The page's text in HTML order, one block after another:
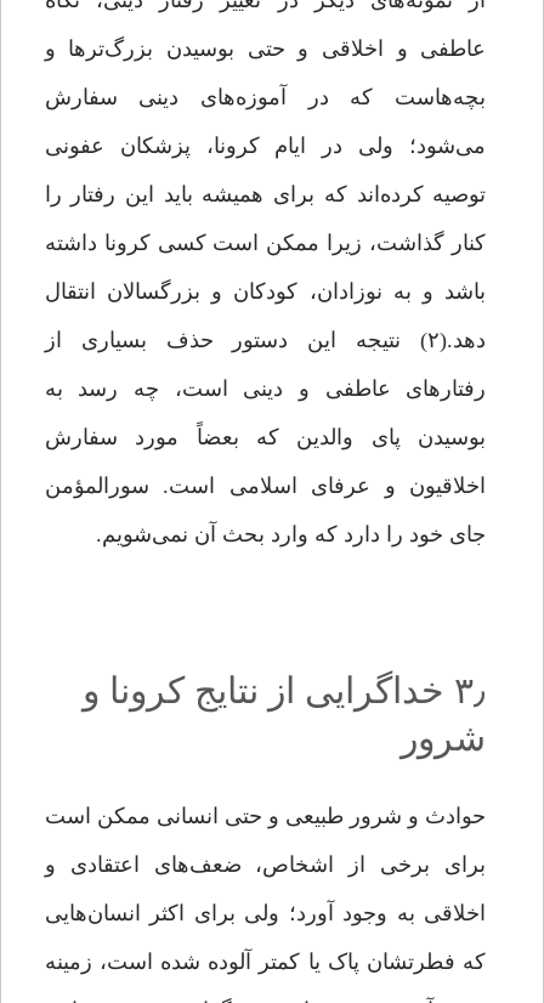
عاطفی و اخلاقی و حتی بوسیدن بزرگ‌ترها و
بچه‌هاست که در آموزه‌های دینی سفارش
می‌شود؛ ولی در ایام کرونا، پزشکان عفونی
توصیه کرده‌اند که برای همیشه باید این رفتار را
کنار گذاشت، زیرا ممکن است کسی کرونا داشته
باشد و به نوزادان، کودکان و بزرگسالان انتقال
دهد.(۲) نتیجه این دستور حذف بسیاری از
رفتارهای عاطفی و دینی است، چه رسد به
بوسیدن پای والدین که بعضاً مورد سفارش
اخلاقیون و عرفای اسلامی است. سورالمؤمن
جای خود را دارد که وارد بحث آن نمی‌شویم.
۳٫ خداگرایی از نتایج کرونا و
شرور
حوادث و شرور طبیعی و حتی انسانی ممکن است
برای برخی از اشخاص، ضعف‌های اعتقادی و
اخلاقی به وجود آورد؛ ولی برای اکثر انسان‌هایی
که فطرتشان پاک یا کمتر آلوده‌ شده است، زمینه